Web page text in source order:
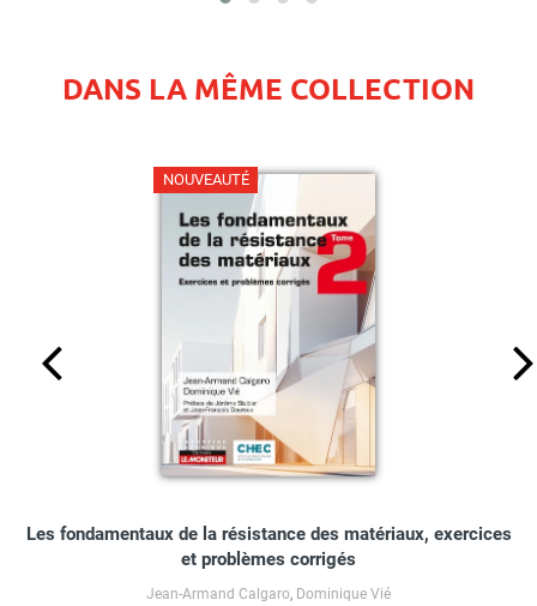
DANS LA MÊME COLLECTION
NOUVEAUTÉ
Les fondamentaux de la résistance des matériaux, exercices
et problèmes corrigés
Jean-Armand Calgaro, Dominique Vié